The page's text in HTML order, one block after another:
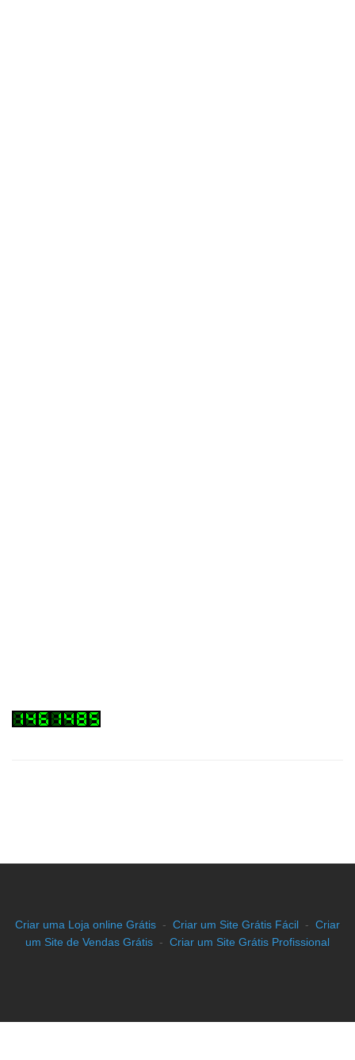
Criar uma Loja online Grátis - Criar um Site Grátis Fácil - Criar
um Site de Vendas Grátis - Criar um Site Grátis Profissional